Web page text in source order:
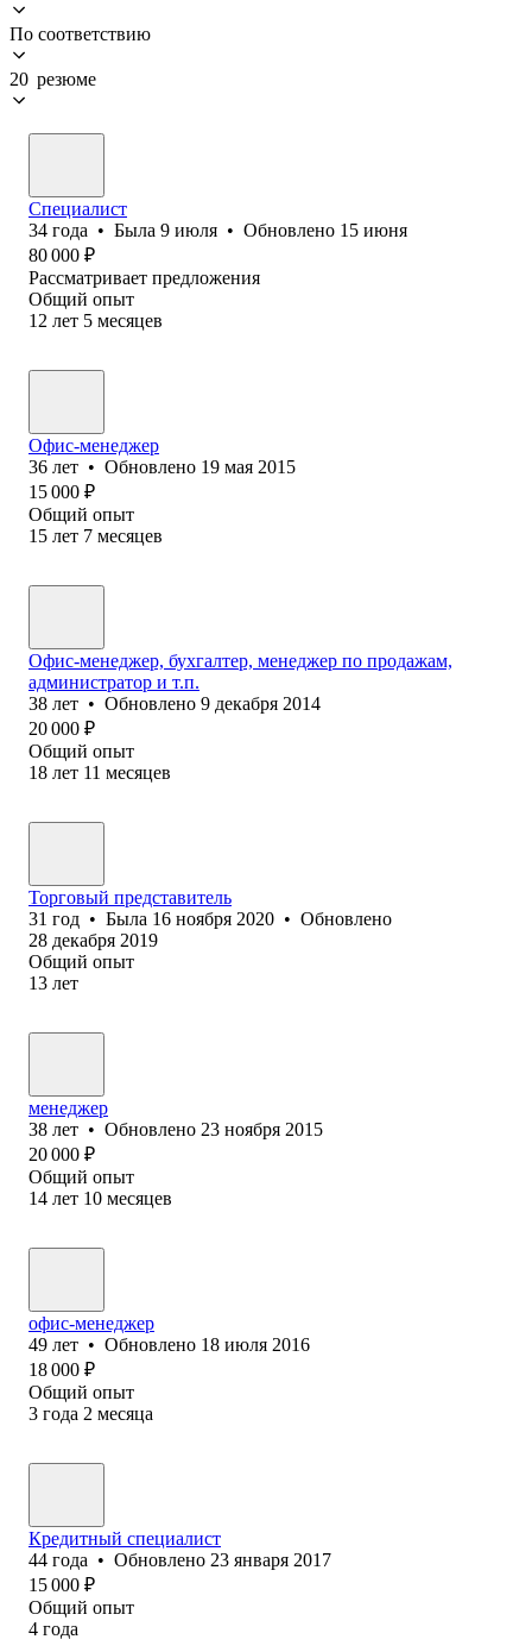
По соответствию
20 резюме
Специалист
34 года • Была 9 июля • Обновлено 15 июня
80 000 ₽
Рассматривает предложения
Общий опыт
12 лет 5 месяцев
Офис-менеджер
36 лет • Обновлено 19 мая 2015
15 000 ₽
Общий опыт
15 лет 7 месяцев
Офис-менеджер, бухгалтер, менеджер по продажам,
администратор и т.п.
38 лет • Обновлено 9 декабря 2014
20 000 ₽
Общий опыт
18 лет 11 месяцев
Торговый представитель
31 год • Была 16 ноября 2020 • Обновлено
28 декабря 2019
Общий опыт
13 лет
менеджер
38 лет • Обновлено 23 ноября 2015
20 000 ₽
Общий опыт
14 лет 10 месяцев
офис-менеджер
49 лет • Обновлено 18 июля 2016
18 000 ₽
Общий опыт
3 года 2 месяца
Кредитный специалист
44 года • Обновлено 23 января 2017
15 000 ₽
Общий опыт
4 года